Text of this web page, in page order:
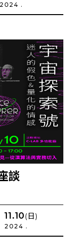
2024 .
談
11.10(日)
2024 .